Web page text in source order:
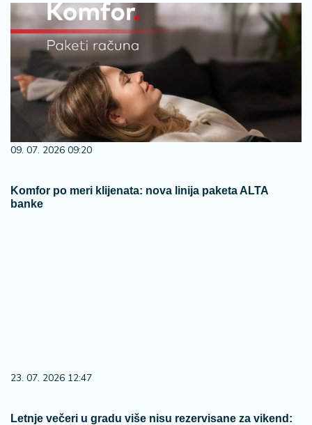
09. 07. 2026 09:20
Komfor po meri klijenata: nova linija paketa ALTA
banke
23. 07. 2026 12:47
Letnje večeri u gradu više nisu rezervisane za vikend: